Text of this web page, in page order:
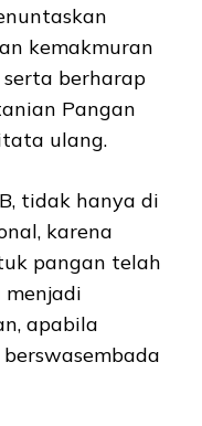
kemakmuran
berharap
Pangan
ulang.
tidak hanya di
karena
pangan telah
apabila